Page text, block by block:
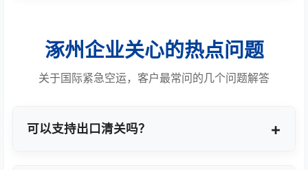
涿州企业关心的热点问题
关于国际紧急空运，客户最常问的几个问题解答
可以支持出口清关吗？